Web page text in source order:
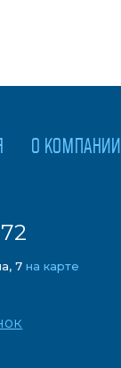
О КОМПАНИИ
7на карте